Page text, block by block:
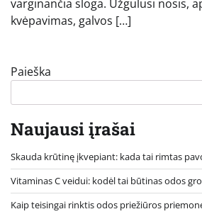
varginančia sloga. Užgulusi nosis,
kvėpavimas, galvos […]
Paieška
Naujausi įrašai
Skauda krūtinę įkvepiant: kada tai rimtas
Vitaminas C veidui: kodėl tai būtinas odos
Kaip teisingai rinktis odos priežiūros